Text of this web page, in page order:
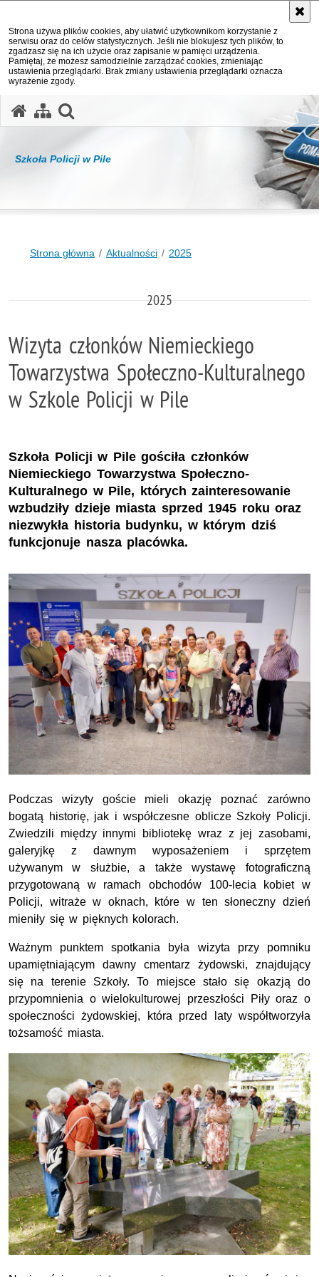
Strona używa plików cookies, aby ułatwić użytkownikom korzystanie z
serwisu oraz do celów statystycznych. Jeśli nie blokujesz tych plików, to
zgadzasz się na ich użycie oraz zapisanie w pamięci urządzenia.
Pamiętaj, że możesz samodzielnie zarządzać cookies, zmieniając
ustawienia przeglądarki. Brak zmiany ustawienia przeglądarki oznacza
wyrażenie zgody.
Szkoła Policji w Pile
Strona główna Aktualności 2025
2025
Wizyta członków Niemieckiego
Towarzystwa Społeczno-Kulturalnego
w Szkole Policji w Pile
Szkoła Policji w Pile gościła członków
Niemieckiego Towarzystwa Społeczno-
Kulturalnego w Pile, których zainteresowanie
wzbudziły dzieje miasta sprzed 1945 roku oraz
niezwykła historia budynku, w którym dziś
funkcjonuje nasza placówka.
Podczas wizyty goście mieli okazję poznać zarówno
bogatą historię, jak i współczesne oblicze Szkoły Policji.
Zwiedzili między innymi bibliotekę wraz z jej zasobami,
galeryjkę z dawnym wyposażeniem i sprzętem
używanym w służbie, a także wystawę fotograficzną
przygotowaną w ramach obchodów 100-lecia kobiet w
Policji, witraże w oknach, które w ten słoneczny dzień
mieniły się w pięknych kolorach.
Ważnym punktem spotkania była wizyta przy pomniku
upamiętniającym dawny cmentarz żydowski, znajdujący
się na terenie Szkoły. To miejsce stało się okazją do
przypomnienia o wielokulturowej przeszłości Piły oraz o
społeczności żydowskiej, która przed laty współtworzyła
tożsamość miasta.